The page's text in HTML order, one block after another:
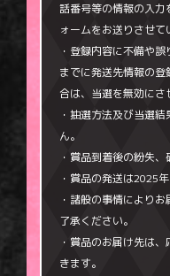
話番号等の情報の入力
ォームをお送りさせて
・登録内容に不備や
までに発送先情報の
合は、当選を無効にさ
・抽選方法及び当選
ん。
・賞品到着後の紛失
・賞品の発送は2025
・諸般の事情により
了承ください。
・賞品のお届け先は
きます。